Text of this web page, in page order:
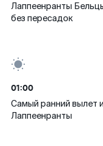
Лаппеенранты
без пересадок
01:00
Самый ранний вылет
Лаппеенранты